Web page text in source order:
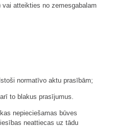
atteikties no zemesgabalam
normatīvo aktu prasībām;
to blakus prasījumus.
nepieciešamas būves
neattiecas uz tādu